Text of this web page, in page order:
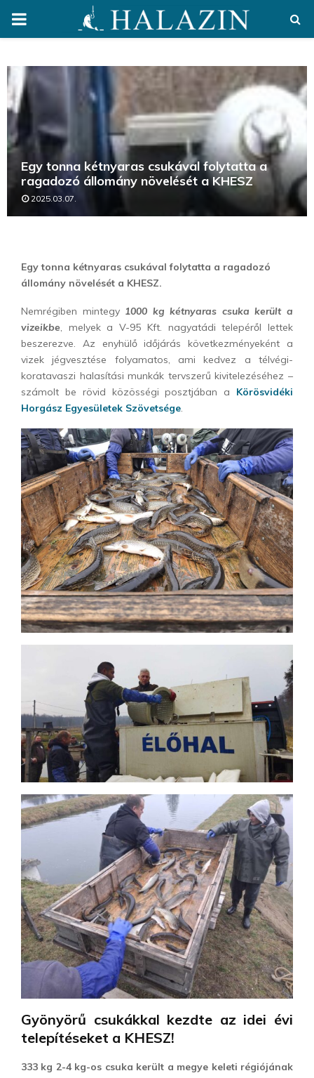
PRIMARY
Egy tonna kétnyaras csukával folytatta a
ragadozó állomány növelését a KHESZ
2025.03.07.
Egy tonna kétnyaras csukával folytatta a ragadozó
állomány növelését a KHESZ.
Nemrégiben mintegy1000 kg kétnyaras csuka került a
vizeikbe, melyek a V-95 Kft. nagyatádi telepéről lettek
beszerezve. Az enyhülő időjárás következményeként a
vizek jégvesztése folyamatos, ami kedvez a télvégi-
koratavaszi halasítási munkák tervszerű kivitelezéséhez –
számolt be rövid közösségi posztjában a Körösvidéki
Horgász Egyesületek Szövetsége.
Gyönyörű csukákkal kezdte az idei évi
telepítéseket a KHESZ!
333 kg 2-4 kg-os csuka került a megye keleti régiójának